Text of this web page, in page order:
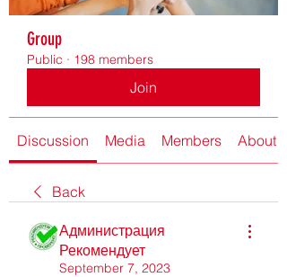
Group
Public · 198 members
Join
Discussion Media Members About
Back
Администрация
Рекомендует
September 7, 2023